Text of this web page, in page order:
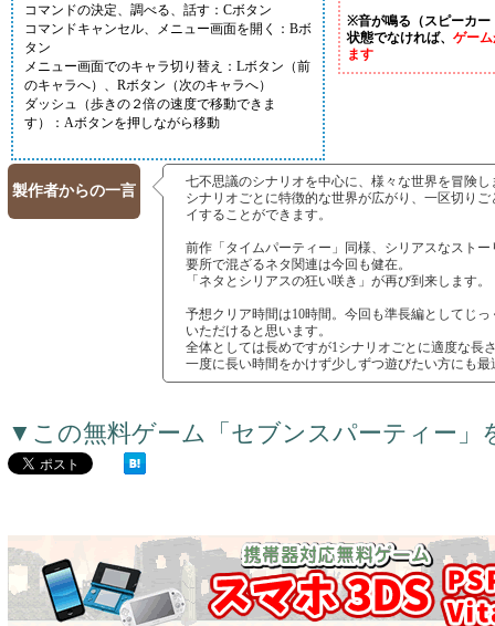
コマンドの決定、調べる、話す：Cボタン
コマンドキャンセル、メニュー画面を開く：Bボ
タン
メニュー画面でのキャラ切り替え：Lボタン（前
のキャラへ）、Rボタン（次のキャラへ）
ダッシュ（歩きの２倍の速度で移動できま
す）：Aボタンを押しながら移動
※音が鳴る（スピーカー
状態でなければ、 ゲー
ます
製作者からの一言
七不思議のシナリオを中心に、様々な世界を冒険し
シナリオごとに特徴的な世界が広がり、一区切り
イすることができます。
前作「タイムパーティー」同様、シリアスなスト
要所で混ざるネタ関連は今回も健在。
「ネタとシリアスの狂い咲き」が再び到来します。
予想クリア時間は10時間。今回も準長編としてじ
いただけると思います。
全体としては長めですが1シナリオごとに適度な長
一度に長い時間をかけず少しずつ遊びたい方にも最
▼この無料ゲーム「セブンスパーティー」